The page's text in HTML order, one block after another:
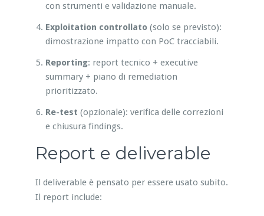
con strumenti e validazione manuale.
Exploitation controllato(solo se previsto):
dimostrazione impatto con PoC tracciabili.
Reporting: report tecnico + executive
summary + piano di remediation
prioritizzato.
Re-test (opzionale): verifica delle correzioni
e chiusura findings.
Report e deliverable
Il deliverable è pensato per essere usato subito.
Il report include: